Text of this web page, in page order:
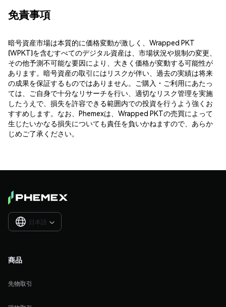
免責事項
暗号資産市場は本質的に価格変動が激しく、Wrapped PKT
(WPKT)を含むすべてのデジタル資産は、市場状況や規制の変更、
その他予測不可能な要因により、大きく価格が変動する可能性が
あります。暗号資産の取引にはリスクが伴い、過去の実績は将来
の成果を保証するものではありません。ご購入・ご利用にあたっ
ては、ご自身で十分なリサーチを行い、適切なリスク管理を実施
したうえで、損失を許容できる範囲内での投資を行うよう強くお
すすめします。なお、Phemexは、Wrapped PKTの売買によって
生じたいかなる損失についても責任を負いかねますので、あらか
じめご了承ください。
日本語 
商品
先物取引